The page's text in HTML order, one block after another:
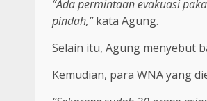
“Ada permintaan evakuasi
pindah,”kata Agung.
Selain itu, Agung menyebut
Kemudian, para WNA yang